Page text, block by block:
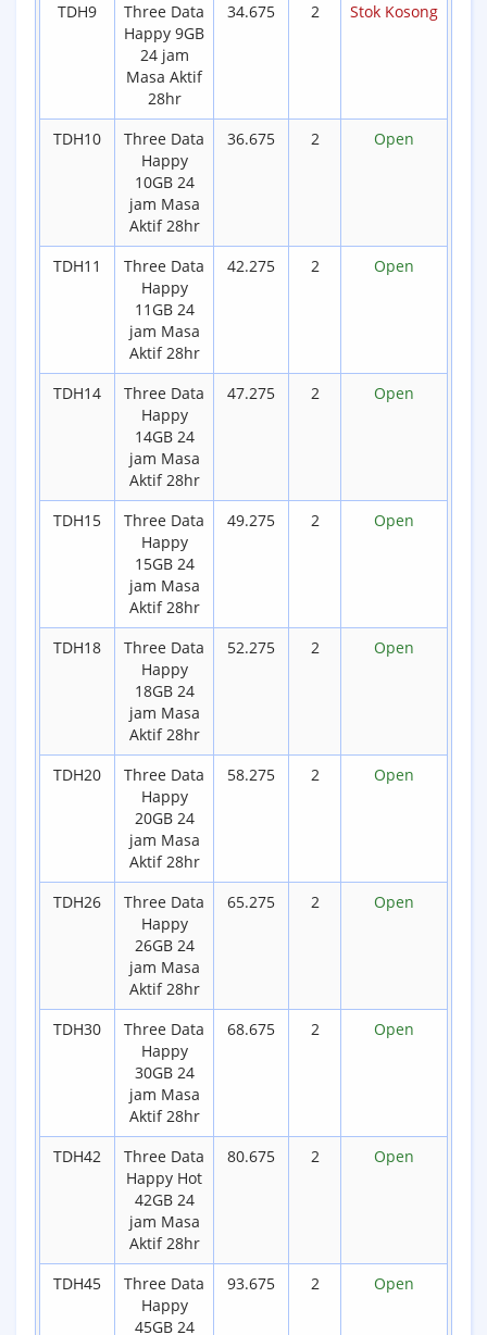
TDH9
Three Data
Happy 9GB
24 jam
Masa Aktif
28hr
34.675 2 Stok Kosong
TDH10
Three Data
Happy
10GB 24
jam Masa
Aktif 28hr
36.675 2 Open
TDH11
Three Data
Happy
11GB 24
jam Masa
Aktif 28hr
42.275 2 Open
TDH14
Three Data
Happy
14GB 24
jam Masa
Aktif 28hr
47.275 2 Open
TDH15
Three Data
Happy
15GB 24
jam Masa
Aktif 28hr
49.275 2 Open
TDH18
Three Data
Happy
18GB 24
jam Masa
Aktif 28hr
52.275 2 Open
TDH20
Three Data
Happy
20GB 24
jam Masa
Aktif 28hr
58.275 2 Open
TDH26
Three Data
Happy
26GB 24
jam Masa
Aktif 28hr
65.275 2 Open
TDH30
Three Data
Happy
30GB 24
jam Masa
Aktif 28hr
68.675 2 Open
TDH42
Three Data
Happy Hot
42GB 24
jam Masa
Aktif 28hr
80.675 2 Open
TDH45
Three Data
Happy
45GB 24
93.675 2 Open